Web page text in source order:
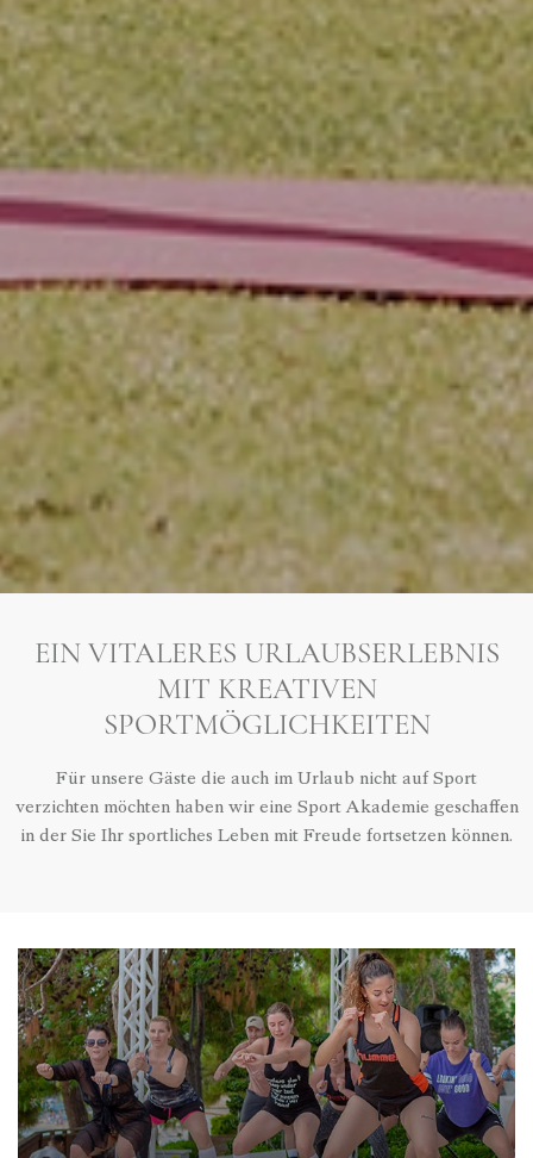
EIN VITALERES URLAUBSERLEBNIS
MIT KREATIVEN
SPORTMÖGLICHKEITEN
Für unsere Gäste die auch im Urlaub nicht auf Sport
verzichten möchten haben wir eine Sport Akademie geschaffen
in der Sie Ihr sportliches Leben mit Freude fortsetzen können.